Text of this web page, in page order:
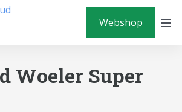
Webshop
Woeler Super